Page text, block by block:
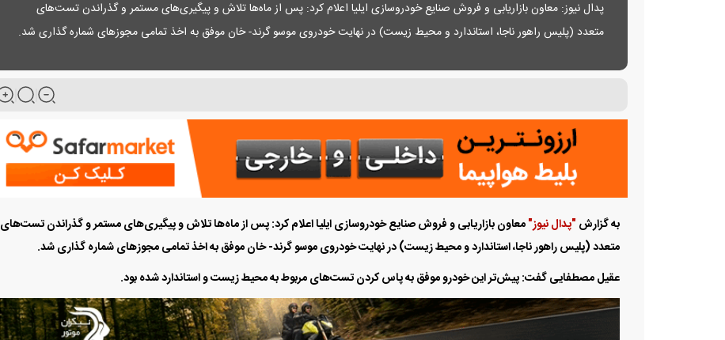
پدال نیوز: معاون بازاریابی و فروش صنایع خودروسازی ایلیا اعلام کرد: پس از ماه‌ها تلاش و پیگیری‌های مستمر و گذراندن تست‌های
متعدد (پلیس راهور ناجا، استاندارد و محیط زیست) در نهایت خودروی موسو گرند- خان موفق به اخذ تمامی مجوز‌های شماره گذاری شد.
به گزارش"پدال نیوز"معاون بازاریابی و فروش صنایع خودروسازی ایلیا اعلام کرد: پس از ماه‌ها تلاش و پیگیری‌های مستمر و گذراندن تست‌های
متعدد (پلیس راهور ناجا، استاندارد و محیط زیست) در نهایت خودروی موسو گرند- خان موفق به اخذ تمامی مجوز‌های شماره گذاری شد.
عقیل مصطفایی گفت: پیش‌تر این خودرو موفق به پاس کردن تست‌های مربوط به محیط زیست و استاندارد شده بود.